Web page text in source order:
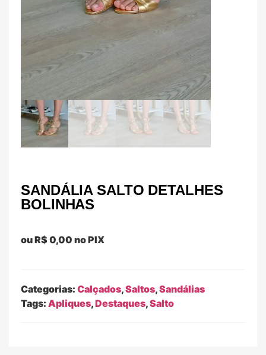
SANDÁLIA SALTO DETALHES
BOLINHAS
ouR$0,00 no PIX
Categorias: Calçados,Saltos,Sandálias
Tags: Apliques,Destaques,Salto